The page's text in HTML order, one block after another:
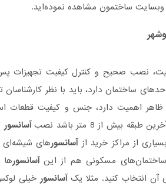
وبسایت ساختمون مشاهده نموده‌اید.
نصب صحیح و کنترل کیفیت تجهیزات
ساختمان دارد، باید با نظر
اهمیت دارد، جنس و کیفیت قطعات
از 8 متر باشد نصب
آسانسور
از مراکز خرید ازآسانسورهای شیشه‌ای
ساختمان‌های مسکونی هم از اینآسانسور
آن انتخاب کنید. مثلا یکآسانسور خیلی